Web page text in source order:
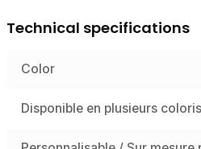
Technical specifications
Color
Disponible en plusieurs coloris